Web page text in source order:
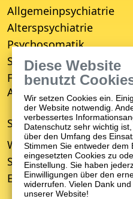
Allgemeinpsychiatrie
Alterspsychiatrie
Psychosomatik
Suchttherapie
Fachbereich für
Aufnahme und
STANDORTE
Winnenden
Schwäbisch Gmünd
Ellwangen
Diese Website
benutzt
Wir setzen Cookies ein.
der Website notwendig.
verbessertes
Datenschutz sehr wichtig
über den Umfang des
Stimmen Sie entweder dem
eingesetzten Cookies zu
Einstellung. Sie haben
Einwilligungen über den
widerrufen. Vielen Dank
unserer Website!